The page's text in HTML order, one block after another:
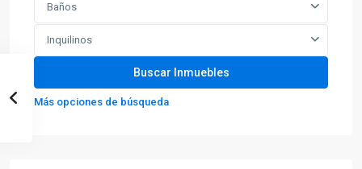
Baños
Inquilinos
Más opciones de búsqueda